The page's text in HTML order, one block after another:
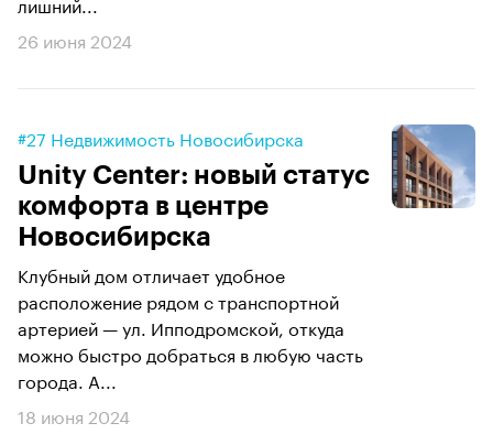
26 июня 2024
#27 Недвижимость Новосибирска
Unity Center: новый статус
комфорта в центре
Новосибирска
Клубный дом отличает удобное
расположение рядом с транспортной
артерией — ул. Ипподромской, откуда
можно быстро добраться в любую часть
города. А...
18 июня 2024